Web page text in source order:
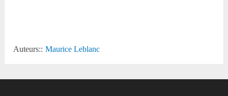
Auteurs:: Maurice Leblanc